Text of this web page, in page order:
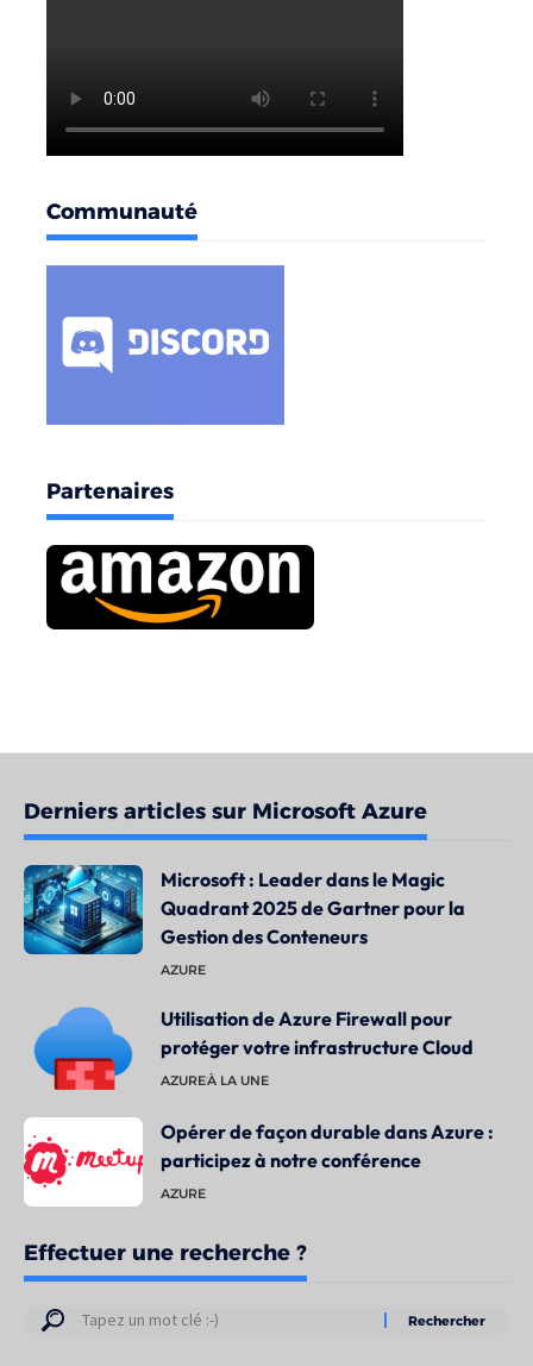
Communauté
Partenaires
Derniers articles sur Microsoft Azure
Microsoft : Leader dans le Magic
Quadrant 2025 de Gartner pour la
Gestion des Conteneurs
AZURE
Utilisation de Azure Firewall pour
protéger votre infrastructure Cloud
AZUREÀ LA UNE
Opérer de façon durable dans Azure :
participez à notre conférence
AZURE
Effectuer une recherche ?
Résultats